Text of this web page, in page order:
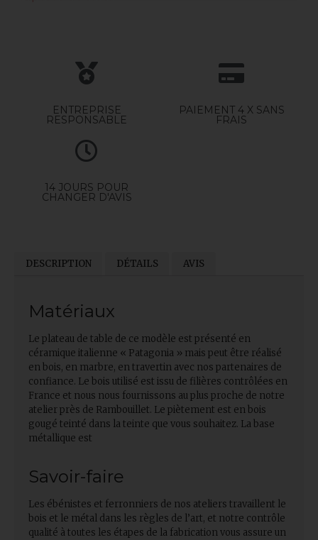
ENTREPRISE
RESPONSABLE
PAIEMENT 4 X SANS
FRAIS
14 JOURS POUR
CHANGER D'AVIS
DESCRIPTION DÉTAILS AVIS
Matériaux
Le plateau de table de ce modèle est présenté en
céramique italienne « Patagonia » mais peut être réalisé
en bois, en marbre, en travertin avec nos partenaires de
confiance. Le bois utilisé est issu de filières contrôlées en
France et nous nous fournissons au plus proche de notre
atelier près de Rambouillet. Le piètement est en bois
gougé teinté dans la teinte que vous souhaitez. La base
métallique est
Savoir-faire
Les ébénistes et ferronniers de nos ateliers travaillent le
bois et le métal dans les règles de l’art, et notre contrôle
qualité à toutes les étapes de la fabrication vous assure un